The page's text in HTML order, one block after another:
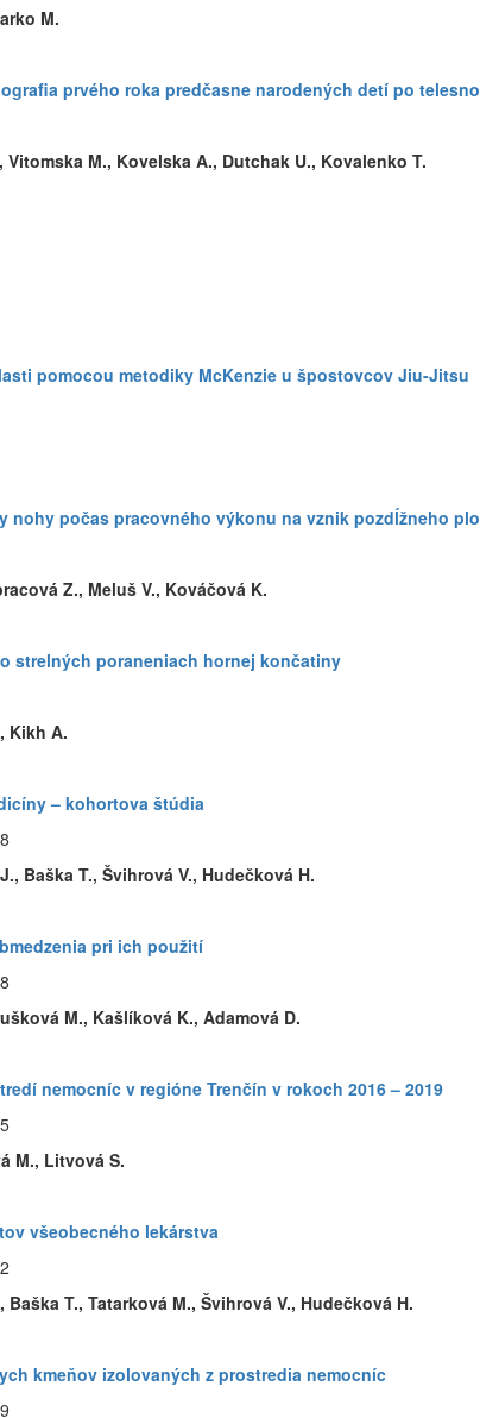
M.
prvého roka predčasne narodených detí po
Vitomska M., Kovelska A., Dutchak U., Kovalenko T.
pomocou metodiky McKenzie u špostovcov Jiu-Jitsu
nohy počas pracovného výkonu na vznik pozdĺžneho
Z., Meluš V., Kováčová K.
strelných poraneniach hornej končatiny
Kikh A.
– kohortova štúdia
Baška T., Švihrová V., Hudečková H.
pri ich použití
M., Kašlíková K., Adamová D.
nemocníc v regióne Trenčín v rokoch 2016 – 2019
M., Litvová S.
všeobecného lekárstva
T., Tatarková M., Švihrová V., Hudečková H.
kmeňov izolovaných z prostredia nemocníc